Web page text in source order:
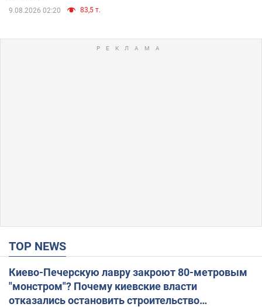
9.08.2026 02:20 83,5 т.
TOP NEWS
Киево-Печерскую лавру закроют 80-метровым
"монстром"? Почему киевские власти
отказались остановить строительство